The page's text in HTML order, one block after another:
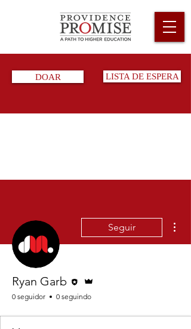
DOAR LISTA DE ESPERA
Seguir
Ryan Garb
0 seguidor 0 seguindo